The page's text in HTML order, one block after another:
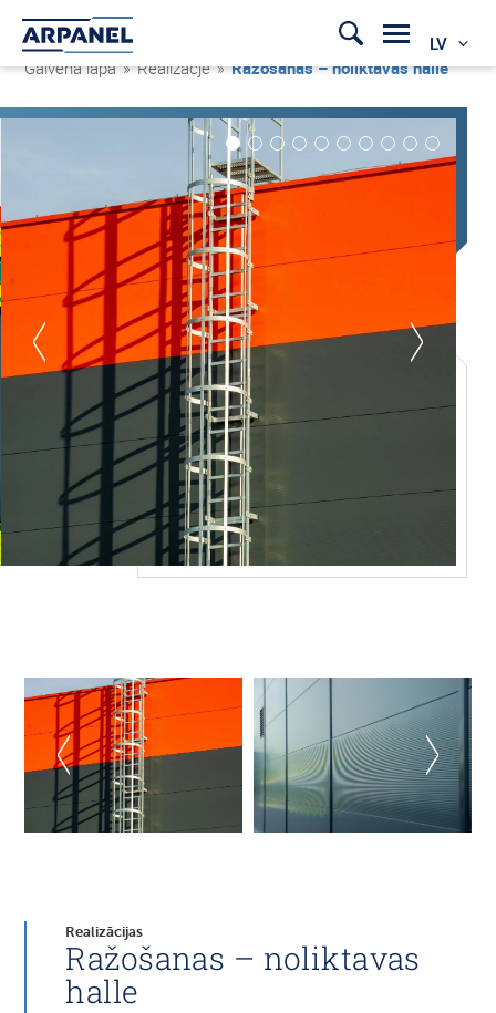
LV
Galvenā lapa » Realizacje »Ražošanas – noliktavas halle
Realizācijas
Ražošanas – noliktavas
halle